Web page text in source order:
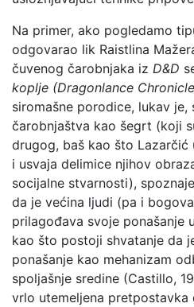
Na primer, ako pogledamo
odgovarao lik Raistlina
čuvenog čarobnjaka iz D&D
koplje (Dragonlance
siromašne porodice, lukav
čarobnjaštva kao šegrt (koji
drugog, baš kao što
i usvaja delimice njihov
socijalne stvarnosti),
da je većina ljudi (pa i
prilagođava svoje ponašanje
kao što postoji shvatanje da
ponašanje kao mehanizam
spoljašnje sredine (Castillo,
vrlo utemeljena pretpostavka